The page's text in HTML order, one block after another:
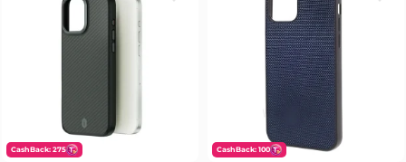
CashBack: 275 CashBack: 100